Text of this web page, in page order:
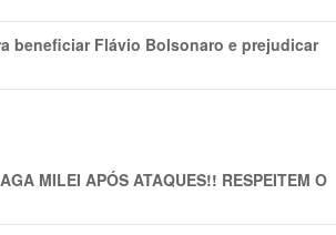
beneficiar Flávio Bolsonaro e prejudicar
MILEI APÓS ATAQUES!! RESPEITEM O